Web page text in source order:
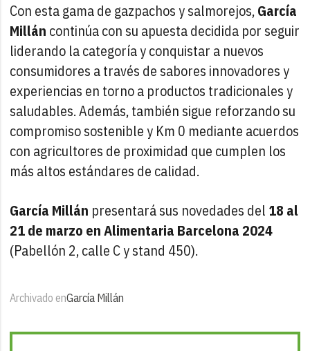
Con esta gama de gazpachos y salmorejos,García
Millán continúa con su apuesta decidida por seguir
liderando la categoría y conquistar a nuevos
consumidores a través de sabores innovadores y
experiencias en torno a productos tradicionales y
saludables. Además, también sigue reforzando su
compromiso sostenible y Km 0 mediante acuerdos
con agricultores de proximidad que cumplen los
más altos estándares de calidad.
García Millán presentará sus novedades del 18 al
21 de marzo en Alimentaria Barcelona 2024
(Pabellón 2, calle C y stand 450).
Archivado enGarcía Millán